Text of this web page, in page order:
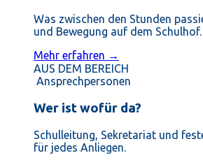
Was zwischen den Stunden
und Bewegung auf dem Schulhof.
Mehr erfahren →
AUS DEM BEREICH
Ansprechpersonen
Wer ist wofür da?
Schulleitung, Sekretariat und
für jedes Anliegen.